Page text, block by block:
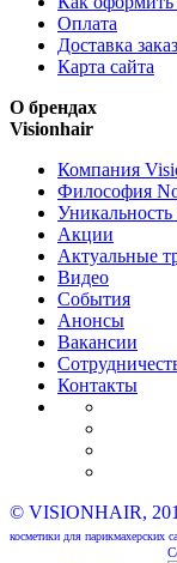
Оплата
Доставка
Карта сайта
О брендах
Visionhair
Компания
Философия
Акции
Актуальные
Видео
События
Анонсы
Вакансии
Контакты
© VISIONHAIR,
косметики для парикмахерских